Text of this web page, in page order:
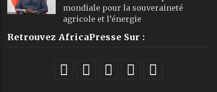
mondiale pour la souveraineté
agricole et l’énergie
Retrouvez AfricaPresse Sur :